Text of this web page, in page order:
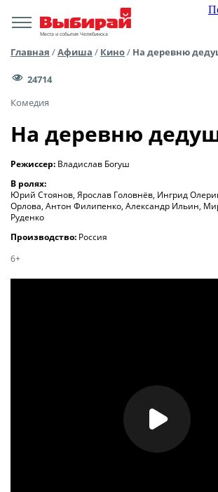
Места и события Челябинска
Главная /Афиша / Кино/ На деревню
24714
Комедия
На деревню
Режиссер: Владислав Богуш
В ролях:
Юрий Стоянов, Ярослав Головнёв, Ингрид
Орлова, Антон Филипенко, Александр Ильин,
Руденко
Производство: Россия
6+